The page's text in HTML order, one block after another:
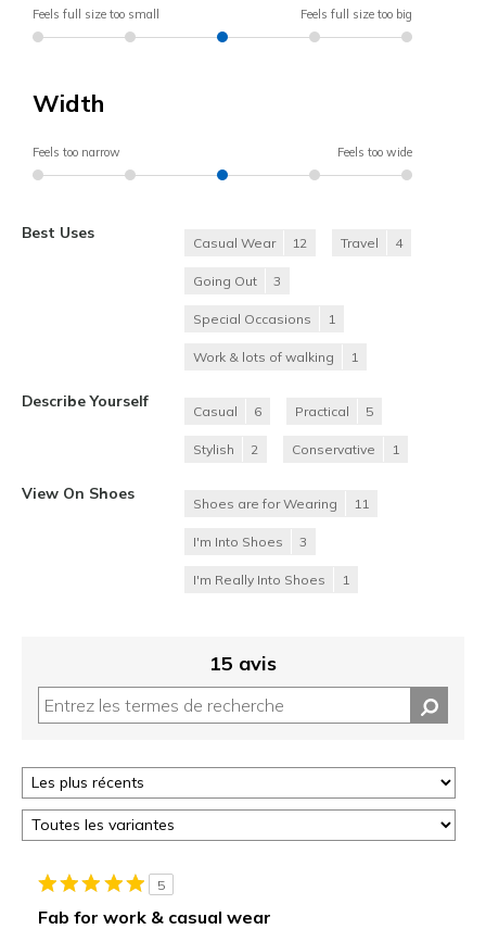
Feels full size too small Feels full size too big
Width
Feels too narrow Feels too wide
Best Uses
Casual Wear 12 Travel 4
Going Out 3
Special Occasions 1
Work & lots of walking 1
Describe Yourself
Casual 6 Practical 5
Stylish 2 Conservative 1
View On Shoes
Shoes are for Wearing 11
I'm Into Shoes 3
I'm Really Into Shoes 1
15 avis
5
Fab for work & casual wear